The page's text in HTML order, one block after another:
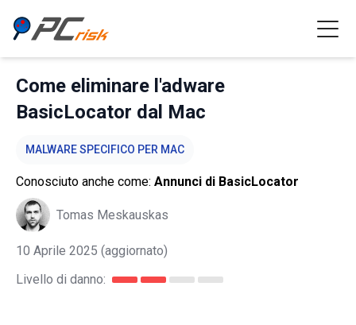
Come eliminare l'adware
BasicLocator dal Mac
MALWARE SPECIFICO PER MAC
Conosciuto anche come: Annunci di BasicLocator
Tomas Meskauskas
10 Aprile 2025 (aggiornato)
Livello di danno: